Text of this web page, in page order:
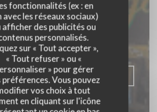
fonctionnalités (ex : en
avec les réseaux sociaux)
afficher des publicités ou
personnalisés.
sur « Tout accepter »,
« Tout refuser » ou «
» pour gérer
préférences. Vous pouvez
vos choix à tout
en cliquant sur l'icône
GLORIA
ITALIEN - PIZZERIA
NEUILLY-SUR-SEINE
RÉSERVER